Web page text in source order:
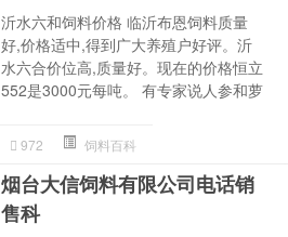
沂水六和饲料价格 临沂布恩饲料质量
好,价格适中,得到广大养殖户好评。沂
水六合价位高,质量好。现在的价格恒立
552是3000元每吨。 有专家说人参和萝
972 饲料百科
烟台大信饲料有限公司电话销
售科